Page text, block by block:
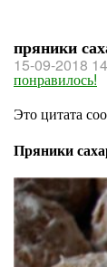
пряники
15-09-2018
понравилось!
Это цитата
Пряники